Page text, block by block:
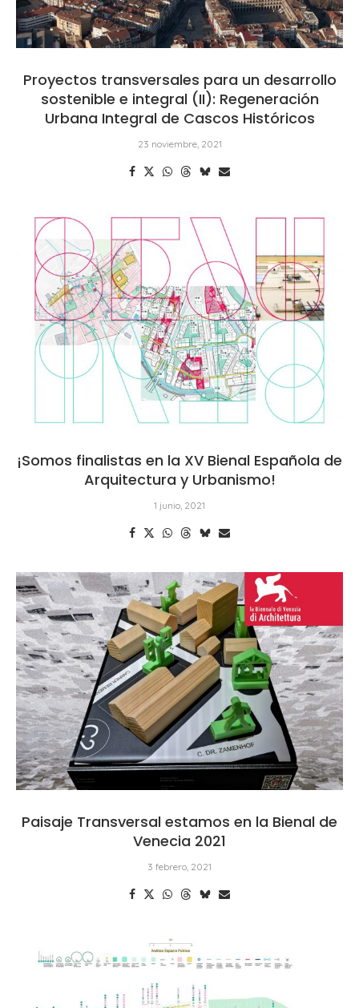
Proyectos transversales para un desarrollo
sostenible e integral (II): Regeneración
Urbana Integral de Cascos Históricos
23 noviembre, 2021
¡Somos finalistas en la XV Bienal Española de
Arquitectura y Urbanismo!
1 junio, 2021
Paisaje Transversal estamos en la Bienal de
Venecia 2021
3 febrero, 2021